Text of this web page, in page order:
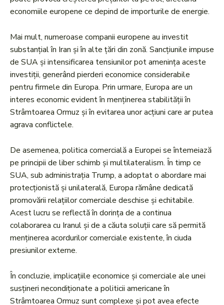
economiile europene ce depind de importurile de energie.
Mai mult, numeroase companii europene au investit
substanțial în Iran și în alte țări din zonă. Sancțiunile impuse
de SUA și intensificarea tensiunilor pot amenința aceste
investiții, generând pierderi economice considerabile
pentru firmele din Europa. Prin urmare, Europa are un
interes economic evident în menținerea stabilității în
Strâmtoarea Ormuz și în evitarea unor acțiuni care ar putea
agrava conflictele.
De asemenea, politica comercială a Europei se întemeiază
pe principii de liber schimb și multilateralism. În timp ce
SUA, sub administrația Trump, a adoptat o abordare mai
protecționistă și unilaterală, Europa rămâne dedicată
promovării relațiilor comerciale deschise și echitabile.
Acest lucru se reflectă în dorința de a continua
colaborarea cu Iranul și de a căuta soluții care să permită
menținerea acordurilor comerciale existente, în ciuda
presiunilor externe.
În concluzie, implicațiile economice și comerciale ale unei
susțineri necondiționate a politicii americane în
Strâmtoarea Ormuz sunt complexe și pot avea efecte